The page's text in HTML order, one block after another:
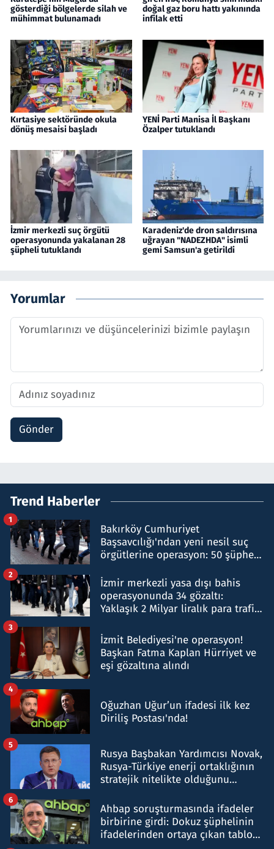
gösterdiği bölgelerde silah ve
mühimmat bulunamadı
doğal gaz boru hattı yakınında
infilak etti
Kırtasiye sektöründe okula
dönüş mesaisi başladı
YENİ Parti Manisa İl Başkanı
Özalper tutuklandı
İzmir merkezli suç örgütü
operasyonunda yakalanan 28
şüpheli tutuklandı
Karadeniz'de dron saldırısına
uğrayan "NADEZHDA" isimli
gemi Samsun'a getirildi
Yorumlar
Gönder
Trend Haberler
Bakırköy Cumhuriyet
Başsavcılığı'ndan yeni nesil suç
örgütlerine operasyon: 50 şüpheli
1
İzmir merkezli yasa dışı bahis
operasyonunda 34 gözaltı:
Yaklaşık 2 Milyar liralık para trafiği
2
İzmit Belediyesi'ne operasyon!
Başkan Fatma Kaplan Hürriyet ve
eşi gözaltına alındı
3
Oğuzhan Uğur’un ifadesi ilk kez
Diriliş Postası'nda!
4
Rusya Başbakan Yardımcısı Novak,
Rusya-Türkiye enerji ortaklığının
stratejik nitelikte olduğunu
5
Ahbap soruşturmasında ifadeler
birbirine girdi: Dokuz şüphelinin
ifadelerinden ortaya çıkan tablo
6